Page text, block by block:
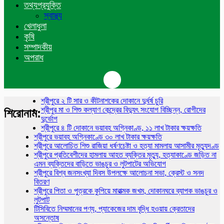
তথ্যপ্রযুক্তি
স্বাস্থ্য
খেলাধুলা
কৃষি
সম্পাদকীয়
অপরাধ
শিরোনাম:
শ্রীপুরে ২ টি সার ও কীটনাশকের দোকানে দুর্ধর্ষ চুরি
শ্রীপুর মা ও শিশু কল্যাণ কেন্দ্রের বিদ্যুৎ সংযোগ বিচ্ছিন্ন, রোগীদের
দুর্ভোগ
শ্রীপুরে ৪ টি দোকানে ভয়াবহ অগ্নিকাণ্ড, ১১ লাখ টাকার ক্ষয়ক্ষতি
শ্রীপুরে ভয়াবহ অগ্নিকাণ্ডে ৩০ লাখ টাকার ক্ষয়ক্ষতি
শ্রীপুরে আলোচিত শিশু রাজিয়া ধর্ষণচেষ্টা ও হত্যা মামলায় আসামীর মৃত্যুদণ্ড
শ্রীপুরে প্রতিবেশীদের হামলায় আহত ব্যক্তির মৃত্যু, হত্যাকাণ্ডে জড়িত না
এমন ব্যক্তিদের বাড়িতে ভাঙচুর ও লুটপাটের অভিযোগ
শ্রীপুরে বিশ্ব জনসংখ্যা দিবস উপলক্ষে আলোচনা সভা, ক্রেস্ট ও সনদ
বিতরণ
শ্রীপুরে পিতা ও পুত্রকে কুপিয়ে মারাত্মক জখম, দোকানঘরে ব্যাপক ভাঙচুর ও
লুটপাট
টিসিবিতে নিম্মমানের পণ্য, প্যাকেজের দাম বৃদ্ধি হওয়ায় ক্রেতাদের
অসন্তোষ